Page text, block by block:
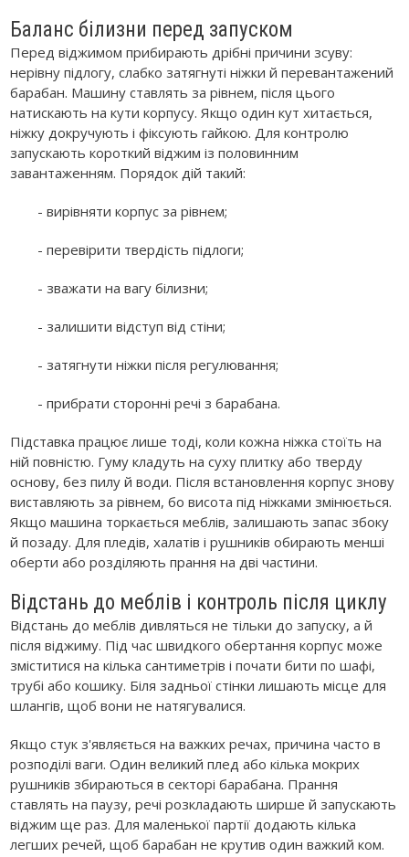
Баланс білизни перед запуском
Перед віджимом прибирають дрібні причини зсуву:
нерівну підлогу, слабко затягнуті ніжки й перевантажений
барабан. Машину ставлять за рівнем, після цього
натискають на кути корпусу. Якщо один кут хитається,
ніжку докручують і фіксують гайкою. Для контролю
запускають короткий віджим із половинним
завантаженням. Порядок дій такий:
- вирівняти корпус за рівнем;
- перевірити твердість підлоги;
- зважати на вагу білизни;
- залишити відступ від стіни;
- затягнути ніжки після регулювання;
- прибрати сторонні речі з барабана.
Підставка працює лише тоді, коли кожна ніжка стоїть на
ній повністю. Гуму кладуть на суху плитку або тверду
основу, без пилу й води. Після встановлення корпус знову
виставляють за рівнем, бо висота під ніжками змінюється.
Якщо машина торкається меблів, залишають запас збоку
й позаду. Для пледів, халатів і рушників обирають менші
оберти або розділяють прання на дві частини.
Відстань до меблів і контроль після циклу
Відстань до меблів дивляться не тільки до запуску, а й
після віджиму. Під час швидкого обертання корпус може
зміститися на кілька сантиметрів і почати бити по шафі,
трубі або кошику. Біля задньої стінки лишають місце для
шлангів, щоб вони не натягувалися.
Якщо стук з'являється на важких речах, причина часто в
розподілі ваги. Один великий плед або кілька мокрих
рушників збираються в секторі барабана. Прання
ставлять на паузу, речі розкладають ширше й запускають
віджим ще раз. Для маленької партії додають кілька
легших речей, щоб барабан не крутив один важкий ком.